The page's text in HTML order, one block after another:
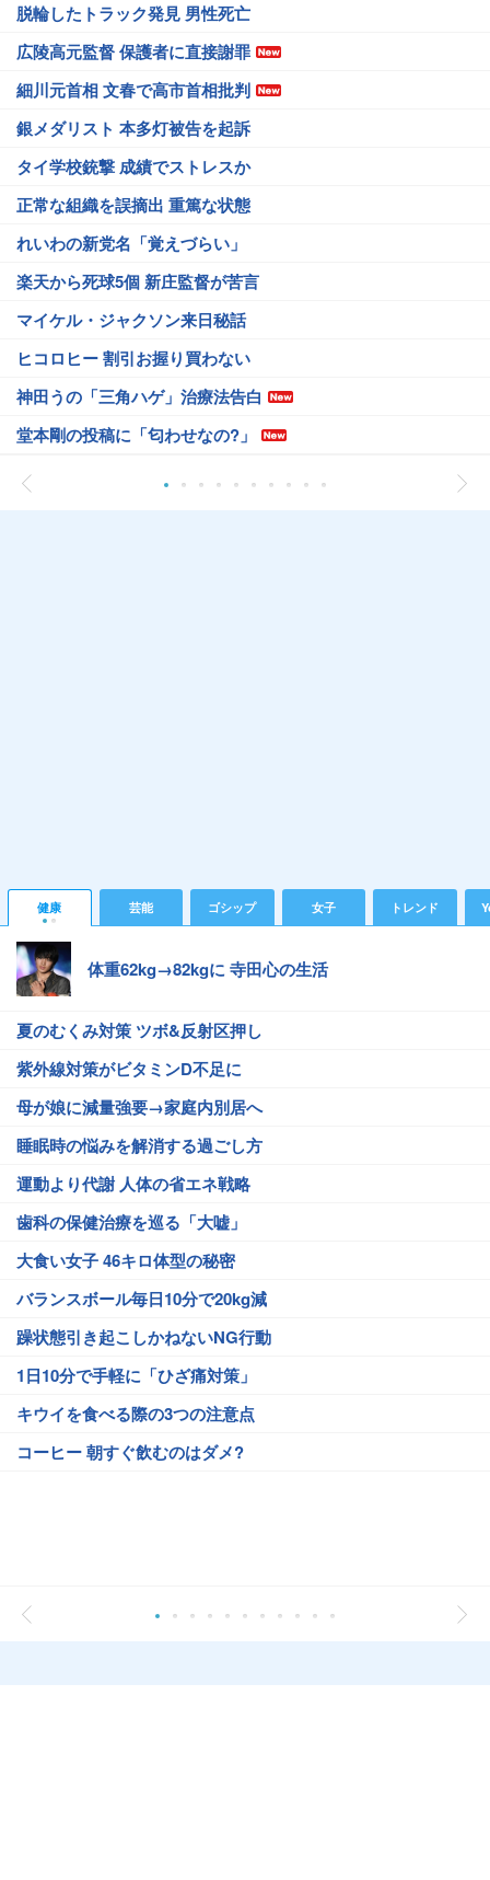
脱輪したトラック発見 男性死亡
広陵高元監督 保護者に直接謝罪
細川元首相 文春で高市首相批判
銀メダリスト 本多灯被告を起訴
タイ学校銃撃 成績でストレスか
正常な組織を誤摘出 重篤な状態
れいわの新党名「覚えづらい」
楽天から死球5個 新庄監督が苦言
マイケル・ジャクソン来日秘話
ヒコロヒー 割引お握り買わない
神田うの「三角ハゲ」治療法告白
堂本剛の投稿に「匂わせなの?」
健康 芸能 ゴシップ 女子 トレンド
体重62kg→82kgに 寺田心の生活
夏のむくみ対策 ツボ&反射区押し
紫外線対策がビタミンD不足に
母が娘に減量強要→家庭内別居へ
睡眠時の悩みを解消する過ごし方
運動より代謝 人体の省エネ戦略
歯科の保健治療を巡る「大嘘」
大食い女子 46キロ体型の秘密
バランスボール毎日10分で20kg減
躁状態引き起こしかねないNG行動
1日10分で手軽に「ひざ痛対策」
キウイを食べる際の3つの注意点
コーヒー 朝すぐ飲むのはダメ?